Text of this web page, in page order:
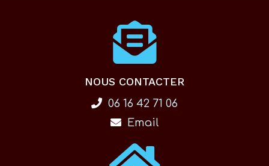
NOUS CONTACTER
06 16 42 71 06
Email